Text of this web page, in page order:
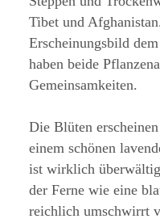
Tibet und
Erscheinungsbild
haben beide
Gemeinsamkeiten.
Die Blüten
einem schönen
ist wirklich
der Ferne wie eine
reichlich umschwirrt